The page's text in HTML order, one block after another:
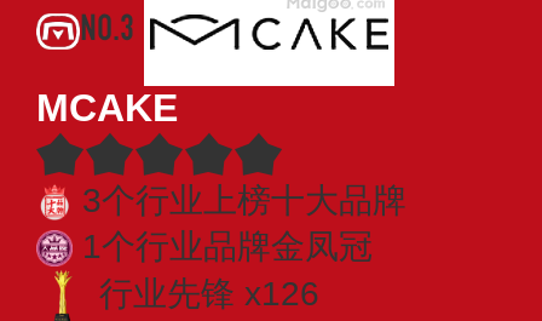
NO.3
MCAKE
3个行业上榜十大品牌
1个行业品牌金凤冠
行业先锋 x126